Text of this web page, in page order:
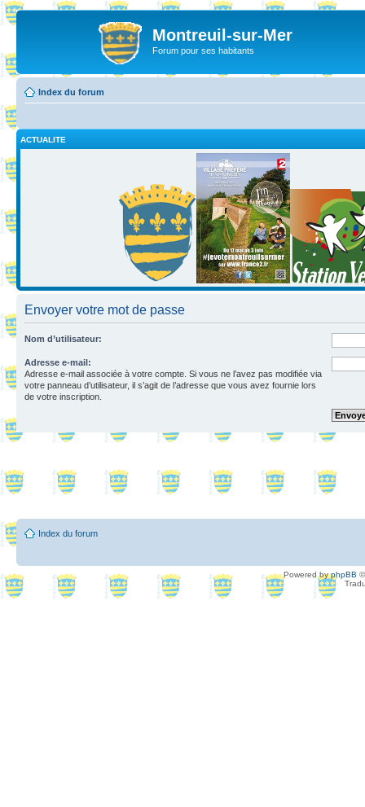
Montreuil-sur-Mer
Forum pour ses habitants
Index du forum
ACTUALITE
Envoyer votre mot de passe
Nom d’utilisateur:
Adresse e-mail:
Adresse e-mail associée à votre compte. Si vous ne l’avez pas modifiée via
votre panneau d’utilisateur, il s’agit de l’adresse que vous avez fournie lors
de votre inscription.
Index du forum
Powered byphpBB